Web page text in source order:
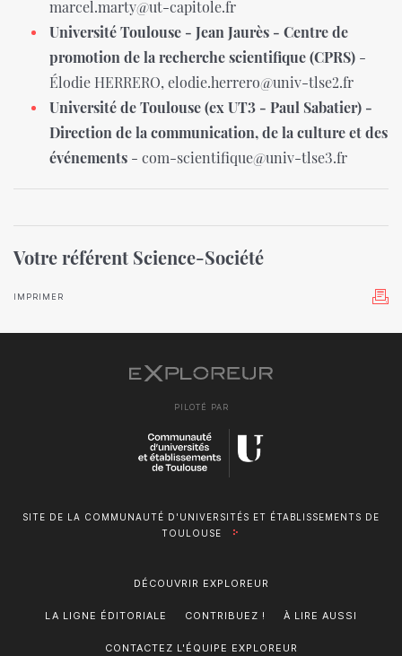
marcel.marty@ut-capitole.fr
Université Toulouse - Jean Jaurès - Centre de
promotion de la recherche scientifique (CPRS) -
Élodie HERRERO, elodie.herrero@univ-tlse2.fr
Université de Toulouse (ex UT3 - Paul Sabatier) -
Direction de la communication, de la culture et des
événements - com-scientifique@univ-tlse3.fr
Votre référent Science-Société
IMPRIMER
PILOTÉ PAR
SITE DE LA COMMUNAUTÉ D'UNIVERSITÉS ET ÉTABLISSEMENTS DE
TOULOUSE
DÉCOUVRIR EXPLOREUR
LA LIGNE ÉDITORIALE CONTRIBUEZ ! À LIRE AUSSI
CONTACTEZ L'ÉQUIPE EXPLOREUR